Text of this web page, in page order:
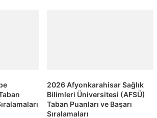
2026 Afyonkarahisar Sağlık
Bilimleri Üniversitesi (AFSÜ)
Taban Puanları ve Başarı
Sıralamaları